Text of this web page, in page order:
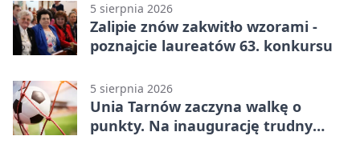
5 sierpnia 2026
Zalipie znów zakwitło wzorami -
poznajcie laureatów 63. konkursu
5 sierpnia 2026
Unia Tarnów zaczyna walkę o
punkty. Na inaugurację trudny